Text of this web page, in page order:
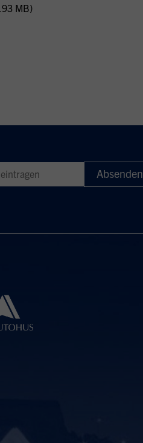
MB)
Adresse für den Newsletter ein